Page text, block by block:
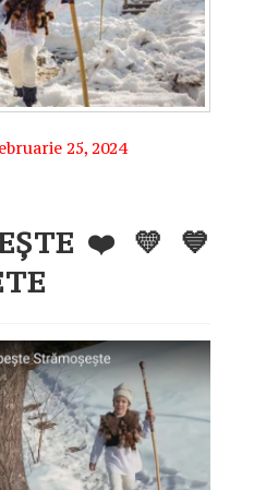
25, 2024
❤️ 💛 💙